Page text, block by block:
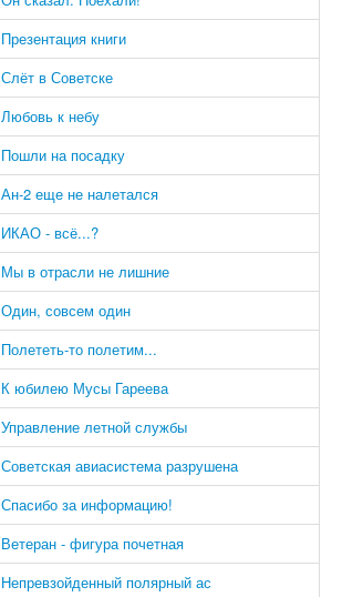
Презентация книги
Слёт в Советске
Любовь к небу
Пошли на посадку
Ан-2 еще не налетался
ИКАО - всё...?
Мы в отрасли не лишние
Один, совсем один
Полететь-то полетим...
К юбилею Мусы Гареева
Управление летной службы
Советская авиасистема разрушена
Спасибо за информацию!
Ветеран - фигура почетная
Непревзойденный полярный ас